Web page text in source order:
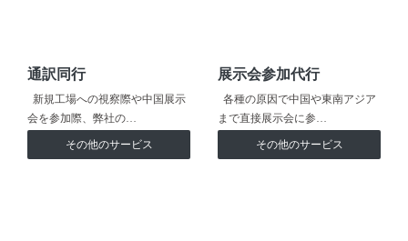
通訳同行
新規工場への視察際や中国展示
会を参加際、弊社の…
その他のサービス
展示会参加代行
各種の原因で中国や東南アジア
まで直接展示会に参…
その他のサービス